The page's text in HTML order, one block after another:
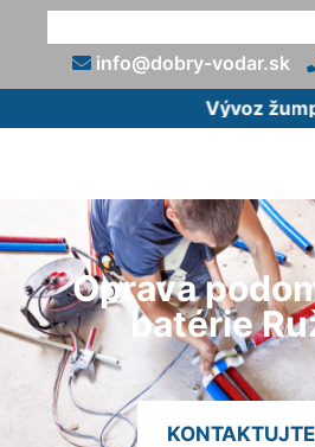
info@dobry-vodar.sk
Vývoz
Oprava
batérie